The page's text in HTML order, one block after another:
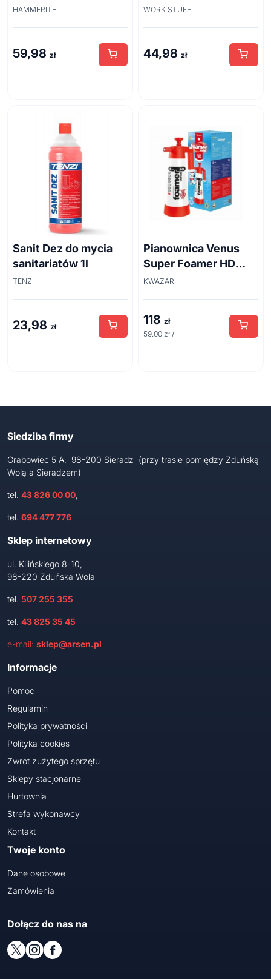
połysk 0,7 l
HAMMERITE
59,98 zł
Brush 45cm
WORK STUFF
44,98 zł
Sanit Dez do mycia
sanitariatów 1l
TENZI
23,98 zł
Pianownica Venus
Super Foamer HD
acid line 2L
KWAZAR
118 zł
59.00 zł / l
Siedziba firmy
Grabowiec 5 A, 98-200 Sieradz (przy trasie pomiędzy Zduńską
Wolą a Sieradzem)
tel. 43 826 00 00,
tel. 694 477 776
Sklep internetowy
ul. Kilińskiego 8-10,
98-220 Zduńska Wola
tel. 507 255 355
tel. 43 825 35 45
e-mail: sklep@arsen.pl
Informacje
Pomoc
Regulamin
Polityka prywatności
Polityka cookies
Zwrot zużytego sprzętu
Sklepy stacjonarne
Hurtownia
Strefa wykonawcy
Kontakt
Twoje konto
Dane osobowe
Zamówienia
Dołącz do nas na